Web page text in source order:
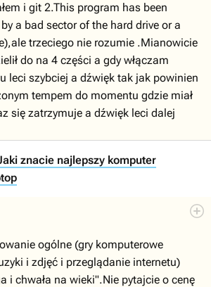
i git 2.This program has been
a bad sector of the hard drive or a
trzeciego nie rozumie .Mianowicie
do na 4 części a gdy włączam
leci szybciej a dźwięk tak jak powinien
tempem do momentu gdzie miał
się zatrzymuje a dźwięk leci dalej
znacie najlepszy komputer
ogólne (gry komputerowe
i zdjęć i przeglądanie internetu)
i chwała na wieki".Nie pytajcie o cenę